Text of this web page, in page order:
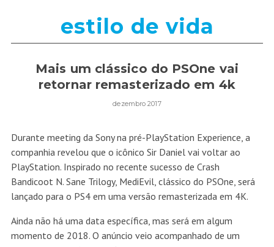
estilo de vida
Mais um clássico do PSOne vai
retornar remasterizado em 4k
dezembro 2017
Durante meeting da Sony na pré-PlayStation Experience, a
companhia revelou que o icônico Sir Daniel vai voltar ao
PlayStation. Inspirado no recente sucesso de Crash
Bandicoot N. Sane Trilogy, MediEvil, clássico do PSOne, será
lançado para o PS4 em uma versão remasterizada em 4K.
Ainda não há uma data específica, mas será em algum
momento de 2018. O anúncio veio acompanhado de um